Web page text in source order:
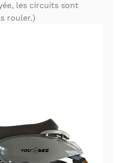
les circuits sont
rouler.)